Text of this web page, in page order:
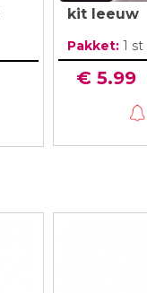
kit leeuw
Pakket: 1 st
€ 5.99